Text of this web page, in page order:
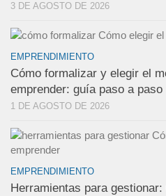
3 DE AGOSTO DE 2026
EMPRENDIMIENTO
Cómo formalizar y elegir el
emprender: guía paso a paso
1 DE AGOSTO DE 2026
EMPRENDIMIENTO
Herramientas para